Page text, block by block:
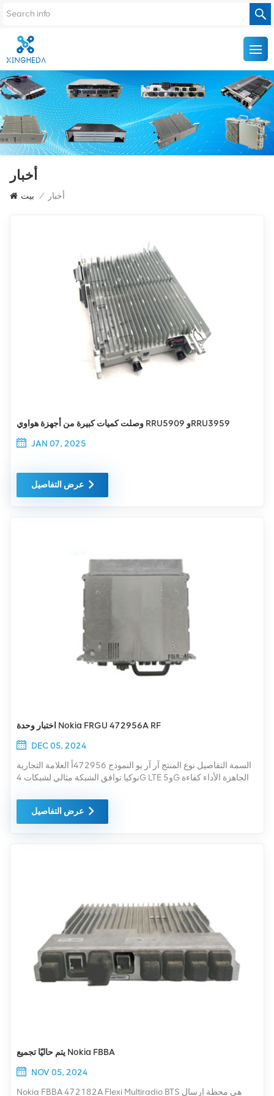
أخبار
بيت / أخبار
وصلت كميات كبيرة من أجهزة هواوي RRU5909 وRRU3959
JAN 07, 2025
عرض التفاصيل
اختبار وحدة Nokia FRGU 472956A RF
DEC 05, 2024
السمة التفاصيل نوع المنتج آر آر يو النموذج 472956أ العلامة التجارية
نوكيا توافق الشبكة مثالي لشبكات 4G LTE و5G الجاهزة الأداء كفاءة
البنية التحتية الجديدة لضمان الجودة، يخضع كل جهاز من أجهزتنا
لاختبارات دقيقة قبل تعبئته وشحنه. ويمكننا تقديم لقطات شاشة
اختبارية مناسبة لكل جهاز.
عرض التفاصيل
يتم حاليًا تجميع Nokia FBBA
NOV 05, 2024
Nokia FBBA 472182A Flexi Multiradio BTS هي محطة إرسال